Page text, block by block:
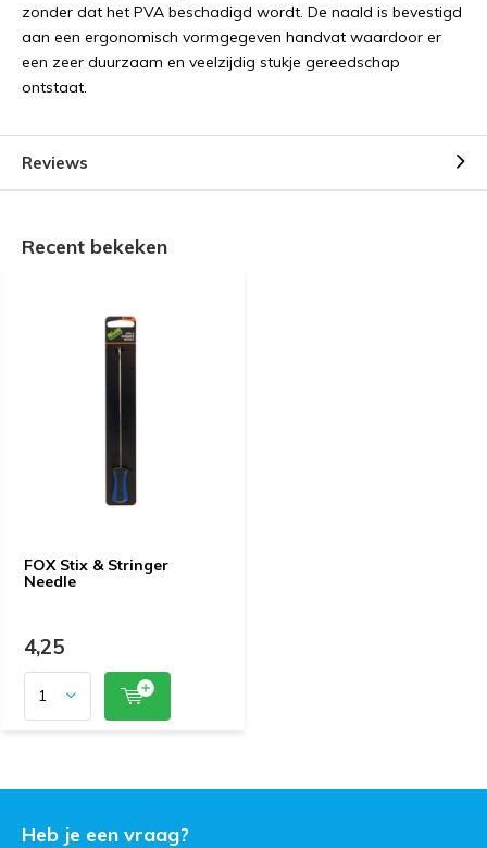
zonder dat het PVA beschadigd wordt. De naald is bevestigd
aan een ergonomisch vormgegeven handvat waardoor er
een zeer duurzaam en veelzijdig stukje gereedschap
ontstaat.
Reviews
Recent bekeken
FOX Stix & Stringer
Needle
4,25
Heb je een vraag?